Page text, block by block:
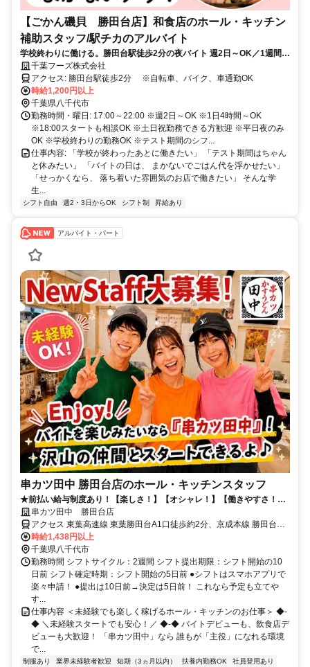
【ごかん磯貝 勝田台店】和食店のホール・キッチン
補助スタッフ/駅チカのアルバイト
学校終わりに働ける。勝田台駅徒歩2分の夜バイト 週2日～OK／1週間ご
との希望シフト／200円まかないあり
千葉フーズ株式会社
アクセス: 勝田台駅徒歩2分 ※自転車、バイク、車通勤OK
時給1,200円以上
千葉県八千代市
勤務時間・曜日: 17:00～22:00 ※週2日～OK ※1日4時間～OK
※18:00スタートも相談OK ※土日祝勤務できる方歓迎 ※平日夜のみ
OK ※学校終わりの勤務OK ※テスト期間のシフ...
仕事内容: 「学校が終わったあとに働きたい」 「テスト期間はちゃん
と休みたい」 「バイトの日は、 まかないでごはん代を浮かせたい」
「せっかくなら、 落ち着いた雰囲気のお店で働きたい」 そんな学
生...
シフト自由 週2・3日からOK シフト制 昇給あり
アルバイト・パート
串カツ田中 勝田台店のホール・キッチンスタッフ
★前払い給与制度あり！【楽しさ！】【オシャレ！】【働きやすさ！】
＝「串カツ田中」なら全てが叶う！★未経験・友達同士もOK→仲間が沢
山できちゃうよ！★髪色・ピアス・ヒゲ自由×個性を活かしてバイト可
能♪★履歴書不要→今すぐ面接に！
串カツ田中 勝田台店
アクセス 東葉高速線 東葉勝田台A1口徒歩約2分、京成本線 勝田台A1
口徒歩約2分、東葉高速線 村上（千葉県）徒歩約21分 ※他、京成大
和田駅・八千代中央駅・八千代台駅・ユーカリが丘駅・八千代緑が丘
駅などからも便利！
時給1,438円以上
千葉県八千代市
勤務時間 シフトサイクル：2週間 シフト提出期限：シフト開始の10
日前 シフト確定時期：シフト開始の5日前 ●シフトはスマホアプリで
楽々申請！ ●提出は10日前→決定は5日前！ これなら予定も立てや
す...
仕事内容 ＜未経験でも楽しく稼げるホール・キッチンのお仕事＞ ◆-
◆ ＼未経験スタートでも安心！／ ◆-◆ バイトデビューも、飲食店デ
ビューも大歓迎！ 「串カツ田中」なら 誰もが「主役」になれる環境
で...
制服あり 業界未経験者歓迎 短期（3ヵ月以内） 扶養内勤務OK 社員登用あり